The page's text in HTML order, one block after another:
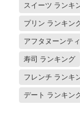
スイーツ ランキ
プリン ランキン
アフタヌーンテ
寿司 ランキング
フレンチ ランキ
デート ランキン